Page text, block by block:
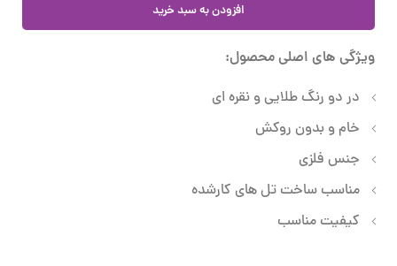
افزودن به سبد خرید
ویژگی های اصلی محصول:
در دو رنگ طلایی و نقره ای
خام و بدون روکش
جنس فلزی
مناسب ساخت تل های کارشده
کیفیت مناسب